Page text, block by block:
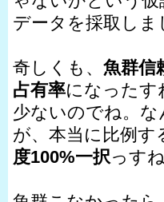
データを採取しま
奇しくも、 魚群信
占有率になったす
少ないのでね。
が、本当に比例す
度100%一択っすね